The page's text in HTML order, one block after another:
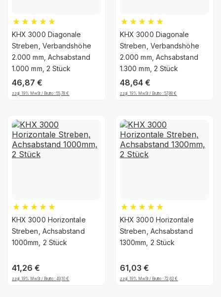
KHX 3000 Diagonale
Streben, Verbandshöhe
2.000 mm, Achsabstand
1.000 mm, 2 Stück
46,87€
zzgl. 19% MwSt / Brutto :55,78€
KHX 3000 Diagonale
Streben, Verbandshöhe
2.000 mm, Achsabstand
1.300 mm, 2 Stück
48,64€
zzgl. 19% MwSt / Brutto :57,88€
KHX 3000 Horizontale
Streben, Achsabstand
1000mm, 2 Stück
41,26€
zzgl. 19% MwSt / Brutto :49,10€
KHX 3000 Horizontale
Streben, Achsabstand
1300mm, 2 Stück
61,03€
zzgl. 19% MwSt / Brutto :72,63€